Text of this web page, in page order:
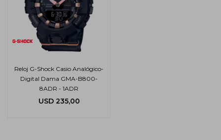
Reloj G-Shock Casio Analógico-
Digital Dama GMA-B800-
8ADR - 1ADR
USD 235,00